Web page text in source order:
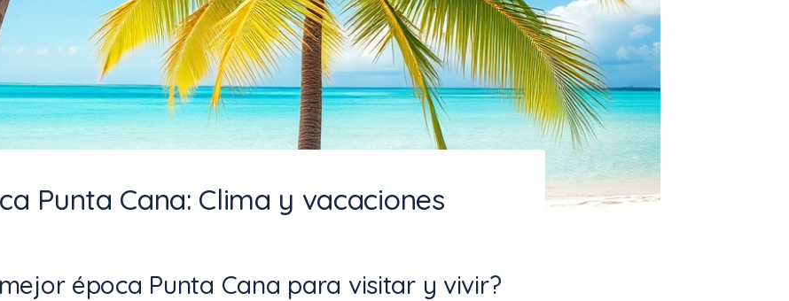
Punta Cana: Clima y vacaciones
época Punta Cana para visitar y vivir?